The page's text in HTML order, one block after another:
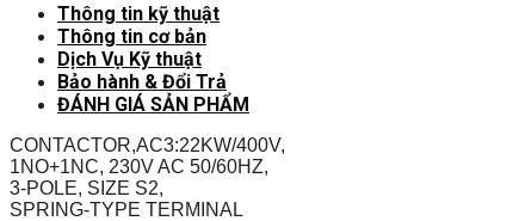
Thông tin kỹ thuật
Thông tin cơ bản
Dịch Vụ Kỹ thuật
Bảo hành & Đổi Trả
ĐÁNH GIÁ SẢN PHẨM
CONTACTOR,AC3:22KW/400V,
1NO+1NC, 230V AC 50/60HZ,
3-POLE, SIZE S2,
SPRING-TYPE TERMINAL